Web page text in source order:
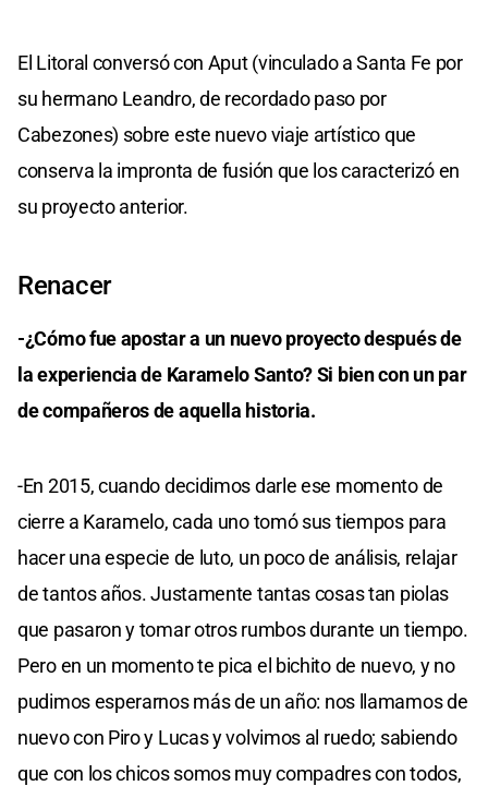
El Litoral conversó con Aput (vinculado a Santa Fe por
su hermano Leandro, de recordado paso por
Cabezones) sobre este nuevo viaje artístico que
conserva la impronta de fusión que los caracterizó en
su proyecto anterior.
Renacer
-¿Cómo fue apostar a un nuevo proyecto después de
la experiencia de Karamelo Santo? Si bien con un par
de compañeros de aquella historia.
-En 2015, cuando decidimos darle ese momento de
cierre a Karamelo, cada uno tomó sus tiempos para
hacer una especie de luto, un poco de análisis, relajar
de tantos años. Justamente tantas cosas tan piolas
que pasaron y tomar otros rumbos durante un tiempo.
Pero en un momento te pica el bichito de nuevo, y no
pudimos esperarnos más de un año: nos llamamos de
nuevo con Piro y Lucas y volvimos al ruedo; sabiendo
que con los chicos somos muy compadres con todos,